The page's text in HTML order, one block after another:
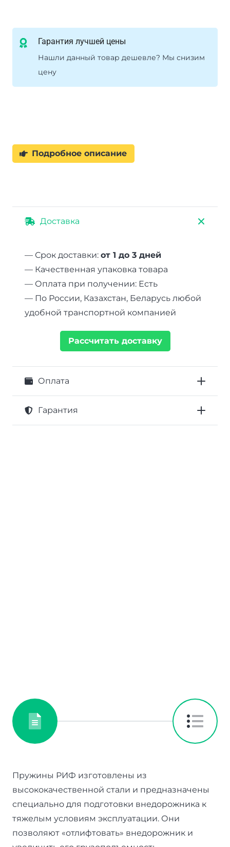
ChevroletГарантия лучшей цены
Нашли данный товар дешевле? Мы снизим
цену
Подробное описание
Доставка
— Срок доставки: от 1 до 3 дней
— Качественная упаковка товара
— Оплата при получении: Есть
— По России, Казахстан, Беларусь любой
удобной транспортной компанией
Рассчитать доставку
Оплата
Гарантия
Пружины РИФ изготовлены из
высококачественной стали и предназначены
специально для подготовки внедорожника к
тяжелым условиям эксплуатации. Они
позволяют «отлифтовать» внедорожник и